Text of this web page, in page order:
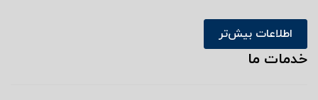
اطلاعات بیش‌تر
خدمات ما